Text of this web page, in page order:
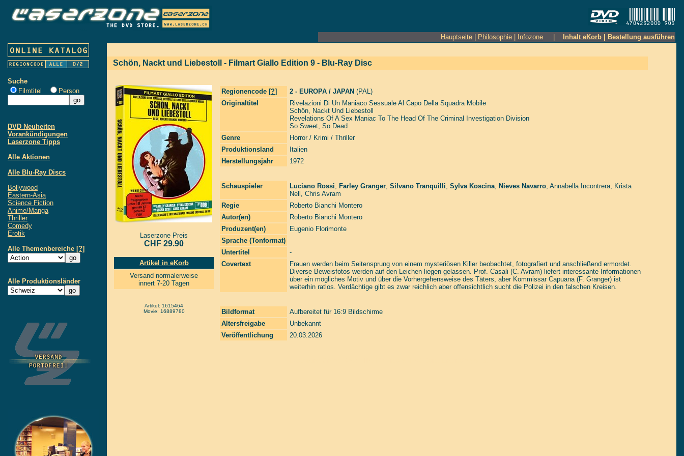
Hauptseite Philosophie Infozone Inhalt eKorb Bestellung ausführen
Suche
Filmtitel
Person
DVD Neuheiten
Vorankündigungen
Laserzone Tipps
Alle Aktionen
Alle Blu-Ray Discs
Bollywood
Eastern-Asia
Science Fiction
Anime/Manga
Thriller
Comedy
Erotik
Alle Themenbereiche [?]
Alle Produktionsländer
Schön, Nackt und Liebestoll - Filmart Giallo Edition 9 - Blu-Ray Disc
Laserzone Preis
CHF 29.90
Artikel in eKorb
Versand normalerweise
innert 7-20 Tagen
Artikel: 1615464
Movie: 16889780
Regionencode [?] 2 - EUROPA / JAPAN (PAL)
Originaltitel
Rivelazioni Di Un Maniaco Sessuale Al Capo Della Squadra Mobile
Schön, Nackt Und Liebestoll
Revelations Of A Sex Maniac To The Head Of The Criminal Investigation Division
So Sweet, So Dead
Genre
Horror / Krimi / Thriller
Produktionsland
Italien
Herstellungsjahr
1972
Schauspieler Luciano Rossi, Farley Granger, Silvano Tranquilli, Sylva Koscina, Nieves Navarro, Annabella Incontrera, Krista
Nell , Chris Avram
Regie
Roberto Bianchi Montero
Autor(en)
Roberto Bianchi Montero
Produzent(en)
Eugenio Florimonte
Sprache (Tonformat)
Untertitel
-
Covertext
Frauen werden beim Seitensprung von einem mysteriösen Killer beobachtet, fotografiert und anschließend ermordet.
Diverse Beweisfotos werden auf den Leichen liegen gelassen. Prof. Casali (C. Avram) liefert interessante Informationen
über ein mögliches Motiv und über die Vorhergehensweise des Täters, aber Kommissar Capuana (F. Granger) ist
weiterhin ratlos. Verdächtige gibt es zwar reichlich aber offensichtlich sucht die Polizei in den falschen Kreisen.
Bildformat
Aufbereitet für 16:9 Bildschirme
Altersfreigabe
Unbekannt
Veröffentlichung
20.03.2026